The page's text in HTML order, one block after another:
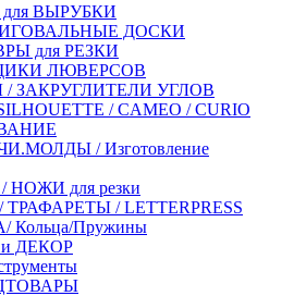
ВЫРУБКИ
ДОСКИ
для РЕЗКИ
ЛЮВЕРСОВ
ЗАКРУГЛИТЕЛИ УГЛОВ
/ CAMEO / CURIO
/ Изготовление
для резки
/ LETTERPRESS
Кольца/Пружины
ДЕКОР